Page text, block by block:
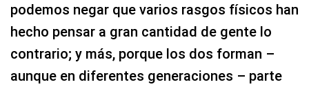
podemos negar que varios rasgos físicos han
hecho pensar a gran cantidad de gente lo
contrario; y más, porque los dos forman –
aunque en diferentes generaciones – parte